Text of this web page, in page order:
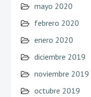
mayo 2020
febrero 2020
enero 2020
diciembre 2019
noviembre 2019
octubre 2019